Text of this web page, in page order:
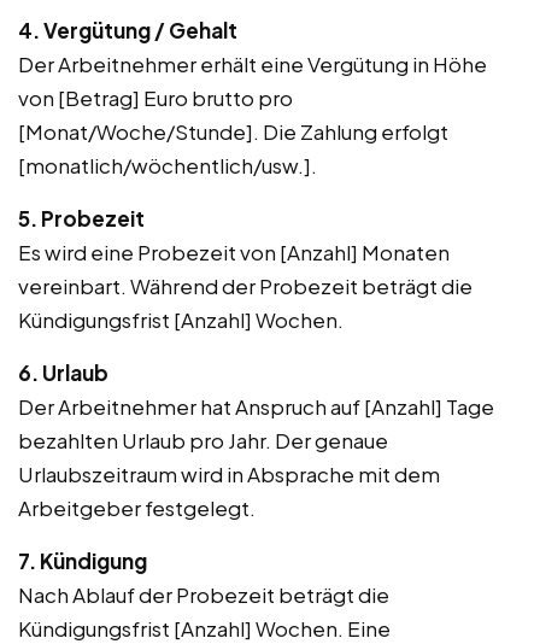
4. Vergütung / Gehalt
Der Arbeitnehmer erhält eine Vergütung in Höhe
von [Betrag] Euro brutto pro
[Monat/Woche/Stunde]. Die Zahlung erfolgt
[monatlich/wöchentlich/usw.].
5. Probezeit
Es wird eine Probezeit von [Anzahl] Monaten
vereinbart. Während der Probezeit beträgt die
Kündigungsfrist [Anzahl] Wochen.
6. Urlaub
Der Arbeitnehmer hat Anspruch auf [Anzahl] Tage
bezahlten Urlaub pro Jahr. Der genaue
Urlaubszeitraum wird in Absprache mit dem
Arbeitgeber festgelegt.
7. Kündigung
Nach Ablauf der Probezeit beträgt die
Kündigungsfrist [Anzahl] Wochen. Eine